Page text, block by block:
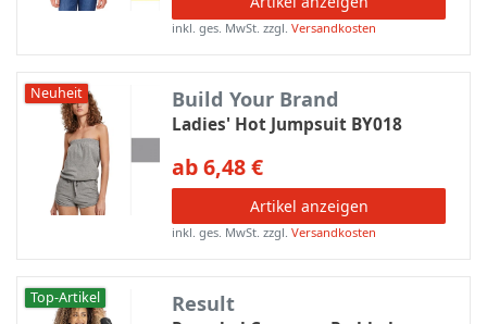
inkl. ges. MwSt. zzgl.Versandkosten
Neuheit Build Your Brand
Ladies' Hot Jumpsuit BY018
ab 6,48 €
Artikel anzeigen
inkl. ges. MwSt. zzgl.Versandkosten
Top-Artikel Result